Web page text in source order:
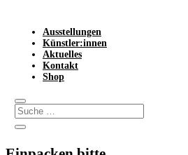
Ausstellungen
Künstler:innen
Aktuelles
Kontakt
Shop